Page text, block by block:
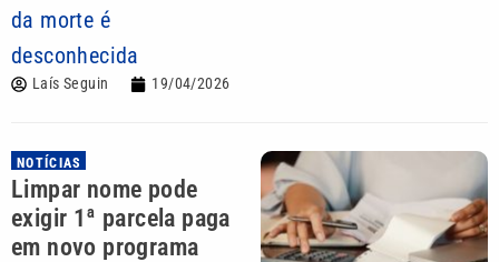
da morte é
desconhecida
Laís Seguin 19/04/2026
NOTÍCIAS
Limpar nome pode
exigir 1ª parcela paga
em novo programa